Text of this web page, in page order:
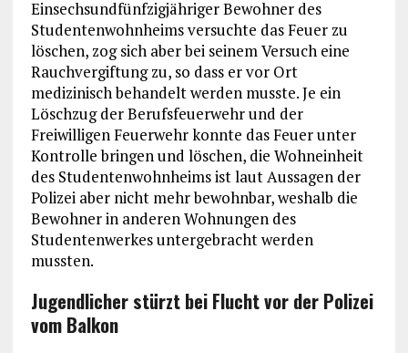
Einsechsundfünfzigjähriger Bewohner des
Studentenwohnheims versuchte das Feuer zu
löschen, zog sich aber bei seinem Versuch eine
Rauchvergiftung zu, so dass er vor Ort
medizinisch behandelt werden musste. Je ein
Löschzug der Berufsfeuerwehr und der
Freiwilligen Feuerwehr konnte das Feuer unter
Kontrolle bringen und löschen, die Wohneinheit
des Studentenwohnheims ist laut Aussagen der
Polizei aber nicht mehr bewohnbar, weshalb die
Bewohner in anderen Wohnungen des
Studentenwerkes untergebracht werden
mussten.
Jugendlicher stürzt bei Flucht vor der Polizei
vom Balkon